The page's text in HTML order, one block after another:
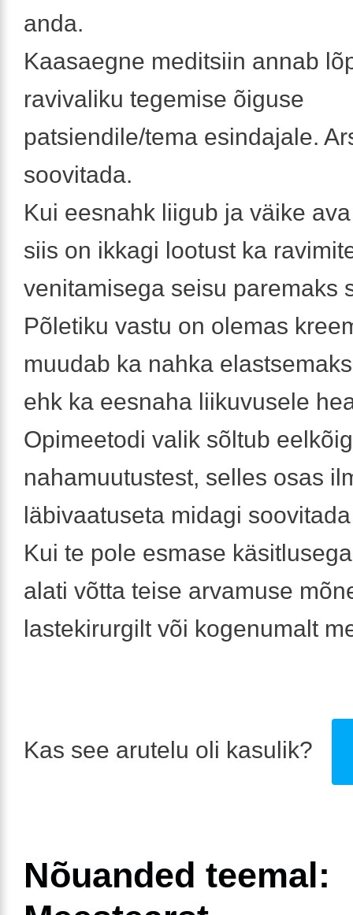
anda.
Kaasaegne meditsiin annab
ravivaliku tegemise õiguse
patsiendile/tema esindajale.
soovitada.
Kui eesnahk liigub ja väike
siis on ikkagi lootust ka
venitamisega seisu paremaks
Põletiku vastu on olemas
muudab ka nahka
ehk ka eesnaha liikuvusele
Opimeetodi valik sõltub
nahamuutustest, selles osas
läbivaatuseta midagi
Kui te pole esmase
alati võtta teise arvamuse
lastekirurgilt või kogenumalt
Kas see arutelu oli kasulik?
Nõuanded teemal: